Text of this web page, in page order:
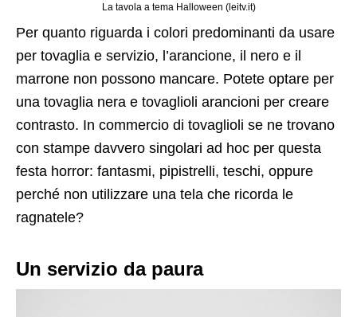
La tavola a tema Halloween (leitv.it)
Per quanto riguarda i colori predominanti da usare
per tovaglia e servizio, l’arancione, il nero e il
marrone non possono mancare. Potete optare per
una tovaglia nera e tovaglioli arancioni per creare
contrasto. In commercio di tovaglioli se ne trovano
con stampe davvero singolari ad hoc per questa
festa horror: fantasmi, pipistrelli, teschi, oppure
perché non utilizzare una tela che ricorda le
ragnatele?
Un servizio da paura